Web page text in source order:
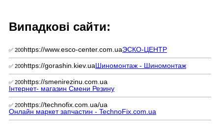
Випадкові сайти:
✅ 200https://www.esco-center.com.uaЭСКО-ЦЕНТР
✅ 200https://gorashin.kiev.uaШиномонтаж - Шиномонтаж
✅ 200https://smenirezinu.com.ua
Інтернет- магазин Смени Резину
✅ 200https://technofix.com.ua/ua
Онлайн маркет запчастин - TechnoFix.com.ua